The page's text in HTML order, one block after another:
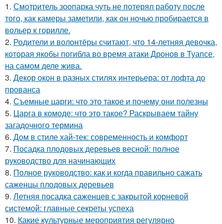
1. Смотритель зоопарка чуть не потерял работу после
того, как камеры заметили, как он ночью пробирается в
вольер к горилле.
2. Родители и волонтёры считают, что 14-летняя девочка,
которая якобы погибла во время атаки Дронов в Туапсе,
на самом деле жива.
3. Декор окон в разных стилях интерьера: от лофта до
прованса
4. Съемные царги: что это такое и почему они полезны
5. Царга в комоде: что это такое? Раскрываем тайну
загадочного термина
6. Дом в стиле хай-тек: современность и комфорт
7. Посадка плодовых деревьев весной: полное
руководство для начинающих
8. Полное руководство: как и когда правильно сажать
саженцы плодовых деревьев
9. Летняя посадка саженцев с закрытой корневой
системой: главные секреты успеха
10. Какие культурные мероприятия регулярно